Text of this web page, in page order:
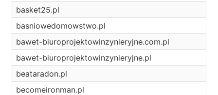
basket25.pl
basniowedomowstwo.pl
bawet-biuroprojektowinzynieryjne.com.pl
bawet-biuroprojektowinzynieryjne.pl
beataradon.pl
becomeironman.pl